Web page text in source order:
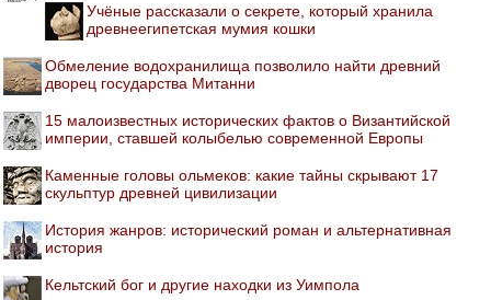
Учёные рассказали о секрете, который хранила
древнеегипетская мумия кошки
Обмеление водохранилища позволило найти древний
дворец государства Митанни
15 малоизвестных исторических фактов о Византийской
империи, ставшей колыбелью современной Европы
Каменные головы ольмеков: какие тайны скрывают 17
скульптур древней цивилизации
История жанров: исторический роман и альтернативная
история
Кельтский бог и другие находки из Уимпола